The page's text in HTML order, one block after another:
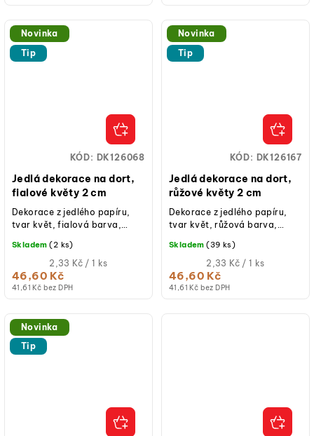
Novinka
Tip
Jedlá dekorace na dort,
fialové květy 2 cm
41,61 Kč bez DPH
46,60 Kč
Měrná
cena:
2,33 Kč / 1 ks
Skladem (2 ks)
Dekorace z jedlého papíru,
tvar květ, fialová barva,
ks, bez lepku, laktózy a
přidaného...
KÓD: DK126068
Novinka
Tip
Jedlá dekorace na dort,
růžové květy 2 cm
41,61 Kč bez DPH
46,60 Kč
Měrná
cena:
2,33 Kč / 1 ks
Skladem (39 ks)
Dekorace z jedlého papíru,
tvar květ, růžová barva,
ks, bez lepku, laktózy a
přidaného...
KÓD: DK126167
Novinka
Tip